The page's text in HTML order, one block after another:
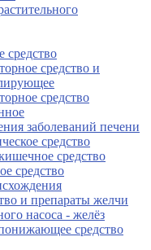
средство
средство и
средство
заболеваний печени
средство
средство
средство
и препараты желчи
насоса - желёз
средство